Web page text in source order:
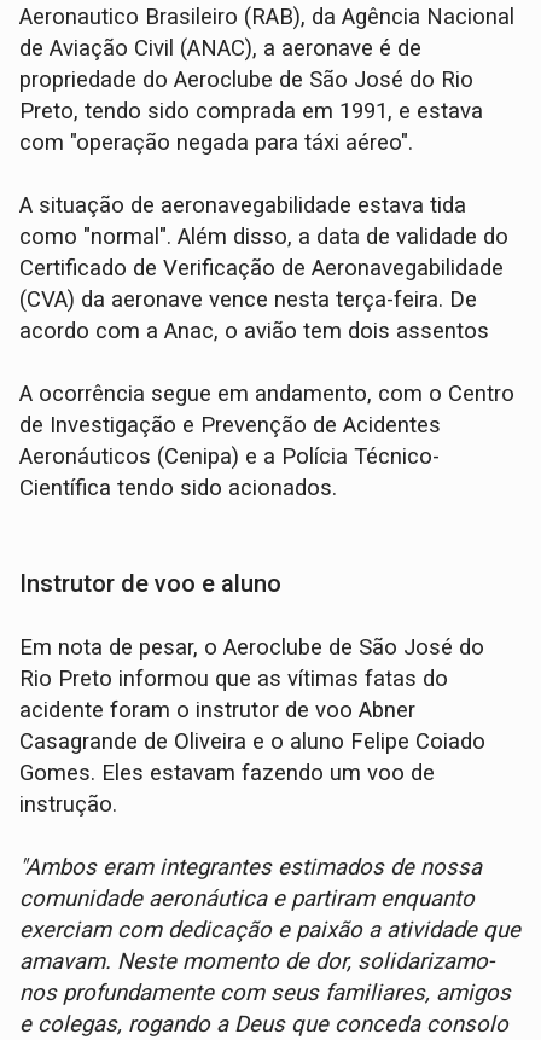
Aeronautico Brasileiro (RAB), da Agência Nacional
de Aviação Civil (ANAC), a aeronave é de
propriedade do Aeroclube de São José do Rio
Preto, tendo sido comprada em 1991, e estava
com "operação negada para táxi aéreo".
A situação de aeronavegabilidade estava tida
como "normal". Além disso, a data de validade do
Certificado de Verificação de Aeronavegabilidade
(CVA) da aeronave vence nesta terça-feira. De
acordo com a Anac, o avião tem dois assentos
A ocorrência segue em andamento, com o Centro
de Investigação e Prevenção de Acidentes
Aeronáuticos (Cenipa) e a Polícia Técnico-
Científica tendo sido acionados.
Instrutor de voo e aluno
Em nota de pesar, o Aeroclube de São José do
Rio Preto informou que as vítimas fatas do
acidente foram o instrutor de voo Abner
Casagrande de Oliveira e o aluno Felipe Coiado
Gomes. Eles estavam fazendo um voo de
instrução.
"Ambos eram integrantes estimados de nossa
comunidade aeronáutica e partiram enquanto
exerciam com dedicação e paixão a atividade que
amavam. Neste momento de dor, solidarizamo-
nos profundamente com seus familiares, amigos
e colegas, rogando a Deus que conceda consolo